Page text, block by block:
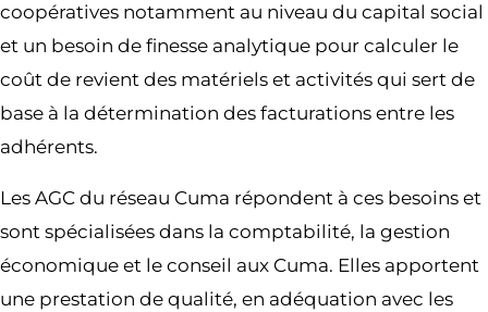
coopératives notamment au niveau du capital social
et un besoin de finesse analytique pour calculer le
coût de revient des matériels et activités qui sert de
base à la détermination des facturations entre les
adhérents.
Les AGC du réseau Cuma répondent à ces besoins et
sont spécialisées dans la comptabilité, la gestion
économique et le conseil aux Cuma. Elles apportent
une prestation de qualité, en adéquation avec les